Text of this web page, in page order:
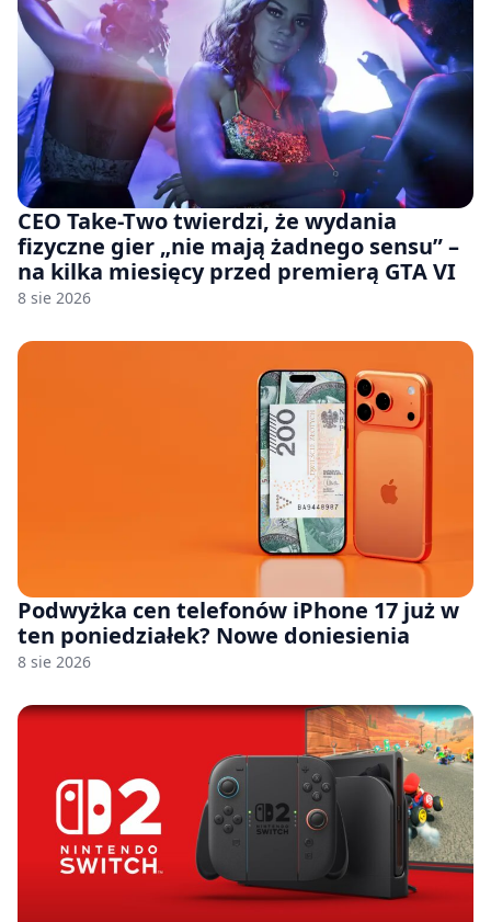
CEO Take-Two twierdzi, że wydania
fizyczne gier „nie mają żadnego sensu” –
na kilka miesięcy przed premierą GTA VI
8 sie 2026
Podwyżka cen telefonów iPhone 17 już w
ten poniedziałek? Nowe doniesienia
8 sie 2026